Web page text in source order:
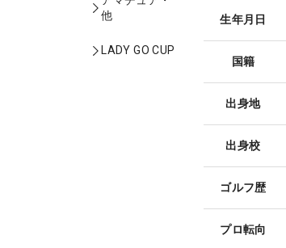
他
LADY GO CUP
生年月日
国籍
出身地
出身校
ゴルフ歴
プロ転向